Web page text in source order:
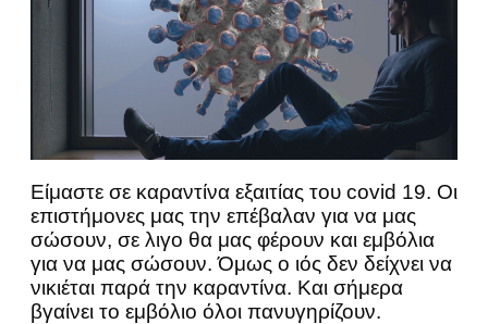
Είμαστε σε καραντίνα εξαιτίας του covid 19. Οι
επιστήμονες μας την επέβαλαν για να μας
σώσουν, σε λιγο θα μας φέρουν και εμβόλια
για να μας σώσουν. Όμως ο ιός δεν δείχνει να
νικιέται παρά την καραντίνα. Και σήμερα
βγαίνει το εμβόλιο όλοι πανυγηρίζουν.